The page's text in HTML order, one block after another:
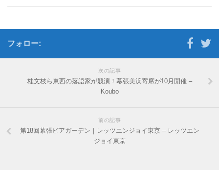
フォロー:
次の記事
桂文枝ら東西の落語家が競演！幕張美浜寄席が10月開催 –
Koubo
前の記事
第18回幕張ビアガーデン｜レッツエンジョイ東京 – レッツエン
ジョイ東京